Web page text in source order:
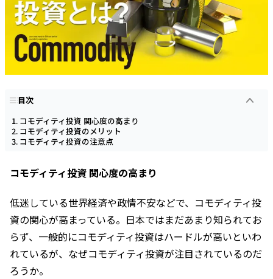
目次
コモディティ投資 関心度の高まり
コモディティ投資のメリット
コモディティ投資の注意点
コモディティ投資 関心度の高まり
低迷している世界経済や政情不安などで、コモディティ投
資の関心が高まっている。日本ではまだあまり知られてお
らず、一般的にコモディティ投資はハードルが高いといわ
れているが、なぜコモディティ投資が注目されているのだ
ろうか。